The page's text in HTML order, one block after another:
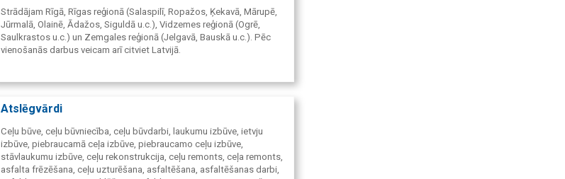
Strādājam Rīgā, Rīgas reģionā (Salaspilī, Ropažos, Ķekavā, Mārupē,
Jūrmalā, Olainē, Ādažos, Siguldā u.c.), Vidzemes reģionā (Ogrē,
Saulkrastos u.c.) un Zemgales reģionā (Jelgavā, Bauskā u.c.). Pēc
vienošanās darbus veicam arī citviet Latvijā.
Atslēgvārdi
Ceļu būve, ceļu būvniecība, ceļu būvdarbi, laukumu izbūve, ietvju
izbūve, piebraucamā ceļa izbūve, piebraucamo ceļu izbūve,
stāvlaukumu izbūve, ceļu rekonstrukcija, ceļu remonts, ceļa remonts,
asfalta frēzēšana, ceļu uzturēšana, asfaltēšana, asfaltēšanas darbi,